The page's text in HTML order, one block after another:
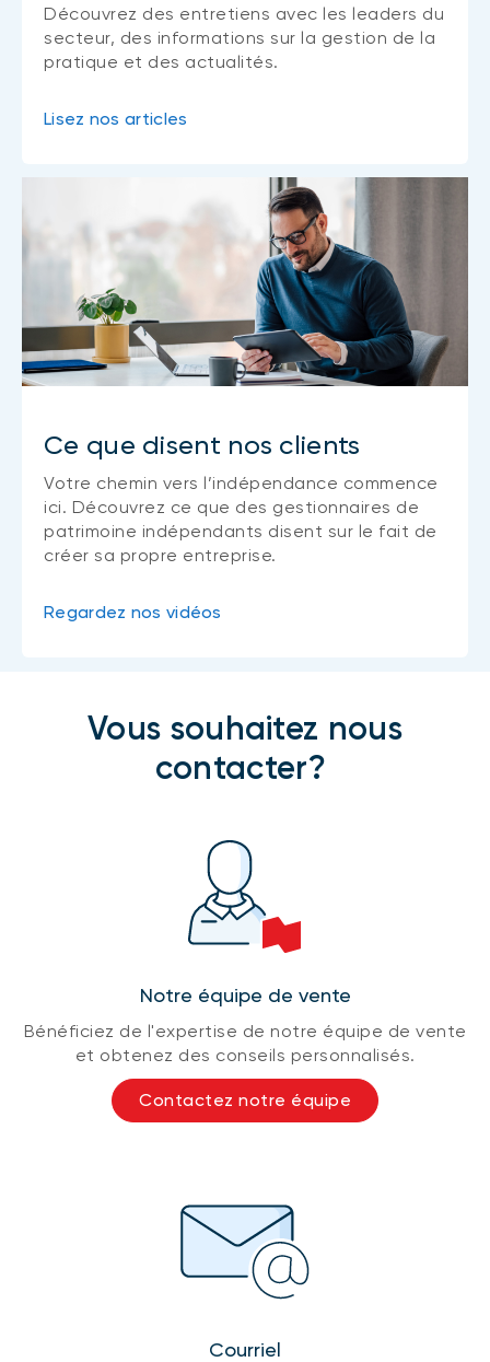
Découvrez des entretiens avec les leaders du
secteur, des informations sur la gestion de la
pratique et des actualités.
Lisez nos articles
Ce que disent nos clients
Votre chemin vers l’indépendance commence
ici. Découvrez ce que des gestionnaires de
patrimoine indépendants disent sur le fait de
créer sa propre entreprise.
Regardez nos vidéos
Vous souhaitez nous
contacter?
Notre équipe de vente
Bénéficiez de l'expertise de notre équipe de vente
et obtenez des conseils personnalisés.
Contactez notre équipe
Courriel